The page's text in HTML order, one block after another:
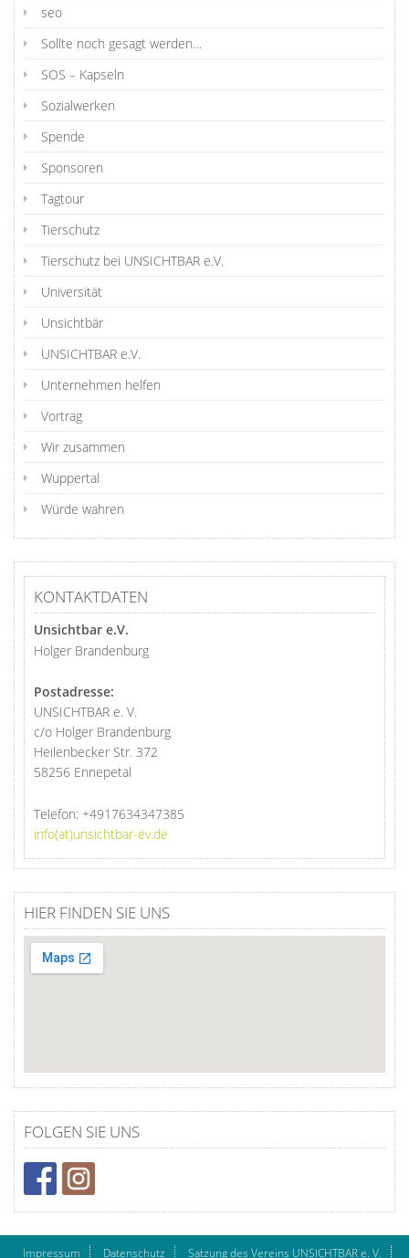
seo
Sollte noch gesagt werden…
SOS – Kapseln
Sozialwerken
Spende
Sponsoren
Tagtour
Tierschutz
Tierschutz bei UNSICHTBAR e.V.
Universität
Unsichtbär
UNSICHTBAR e.V.
Unternehmen helfen
Vortrag
Wir zusammen
Wuppertal
Würde wahren
KONTAKTDATEN
Unsichtbar e.V.
Holger Brandenburg
Postadresse:
UNSICHTBAR e. V.
c/o Holger Brandenburg
Heilenbecker Str. 372
58256 Ennepetal
Telefon: +4917634347385
info(at)unsichtbar-ev.de
HIER FINDEN SIE UNS
FOLGEN SIE UNS
Impressum Datenschutz Satzung des Vereins UNSICHTBAR e. V.